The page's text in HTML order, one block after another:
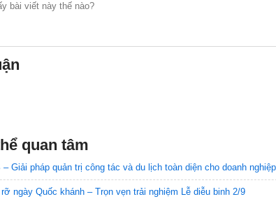
quan tâm
– Giải pháp quản trị công tác và du lịch toàn diện cho doanh
ngày Quốc khánh – Trọn vẹn trải nghiệm Lễ diễu binh 2/9